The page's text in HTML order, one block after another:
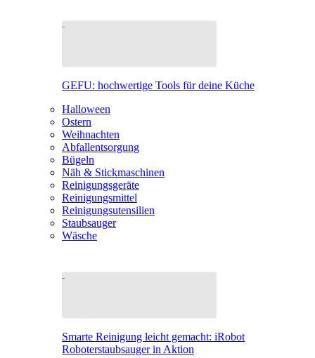
GEFU: hochwertige Tools für deine Küche
Halloween
Ostern
Weihnachten
Abfallentsorgung
Bügeln
Näh & Stickmaschinen
Reinigungsgeräte
Reinigungsmittel
Reinigungsutensilien
Staubsauger
Wäsche
Smarte Reinigung leicht gemacht: iRobot
Roboterstaubsauger in Aktion